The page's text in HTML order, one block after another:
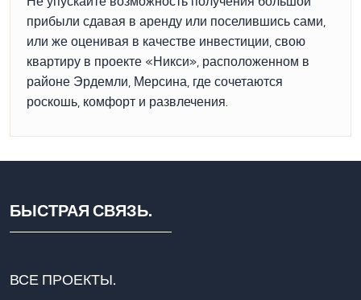
прибыли сдавая в аренду или поселившись сами,
или же оценивая в качестве инвестиции, свою
квартиру в проекте «Никси», расположенном в
районе Эрдемли, Мерсина, где сочетаются
роскошь, комфорт и развлечения.
БЫСТРАЯ СВЯЗЬ.
ВСЕ ПРОЕКТЫ.